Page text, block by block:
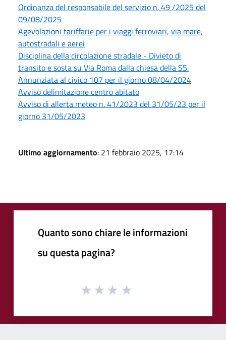
Ordinanza del responsabile del servizio n. 49 /2025 del
09/08/2025
Agevolazioni tariffarie per i viaggi ferroviari, via mare,
autostradali e aerei
Disciplina della circolazione stradale - Divieto di
transito e sosta su Via Roma dalla chiesa della SS.
Annunziata al civico 107 per il giorno 08/04/2024
Avviso delimitazione centro abitato
Avviso di allerta meteo n. 41/2023 del 31/05/23 per il
giorno 31/05/2023
Ultimo aggiornamento: 21 febbraio 2025, 17:14
Quanto sono chiare le informazioni
su questa pagina?